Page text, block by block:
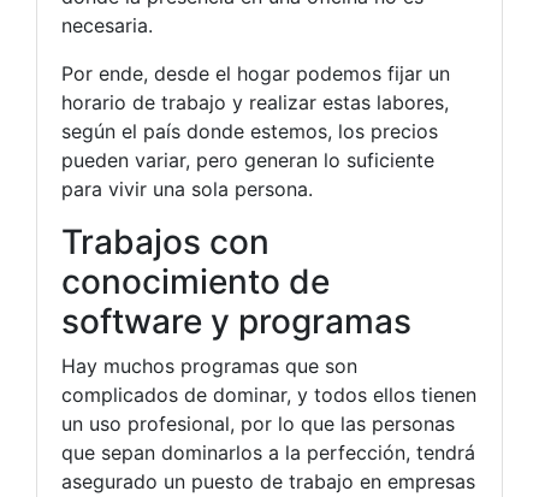
necesaria.
Por ende, desde el hogar podemos fijar un
horario de trabajo y realizar estas labores,
según el país donde estemos, los precios
pueden variar, pero generan lo suficiente
para vivir una sola persona.
Trabajos con
conocimiento de
software y programas
Hay muchos programas que son
complicados de dominar, y todos ellos tienen
un uso profesional, por lo que las personas
que sepan dominarlos a la perfección, tendrá
asegurado un puesto de trabajo en empresas